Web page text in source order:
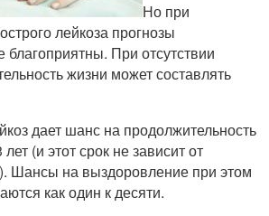
Но при
лейкоза прогнозы
При отсутствии
жизни может составлять
дает шанс на продолжительность
(и этот срок не зависит от
Шансы на выздоровление при этом
как один к десяти.